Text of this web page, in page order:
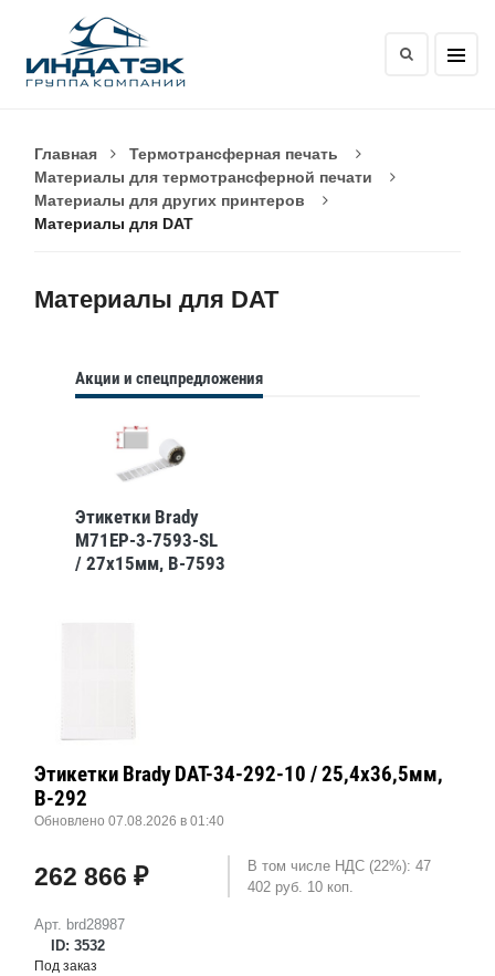
Главная
Термотрансферная печать
Материалы для термотрансферной печати
Материалы для других принтеров
Материалы для DAT
Материалы для DAT
Акции и спецпредложения
Этикетки Brady
M71EP-3-7593-SL
/ 27x15мм, B-7593
Арт. brd28987
ID: 3532
Этикетки Brady DAT-34-292-10 / 25,4x36,5мм,
B-292
Обновлено 07.08.2026 в 01:40
262 866 ₽
В том числе НДС (22%): 47
402 руб. 10 коп.
Под заказ